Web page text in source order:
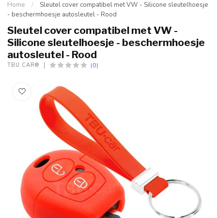
Home /
Sleutel cover compatibel met VW - Silicone sleutelhoesje
- beschermhoesje autosleutel - Rood
Sleutel cover compatibel met VW -
Silicone sleutelhoesje - beschermhoesje
autosleutel - Rood
TBU CAR® (0)